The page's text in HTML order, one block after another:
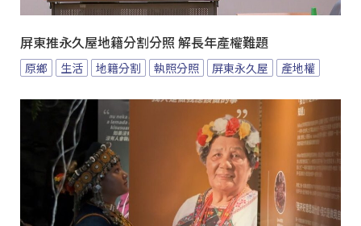
屏東推永久屋地籍分割分照 解長年產權難題
原鄉 生活 地籍分割 執照分照 屏東永久屋 產地權